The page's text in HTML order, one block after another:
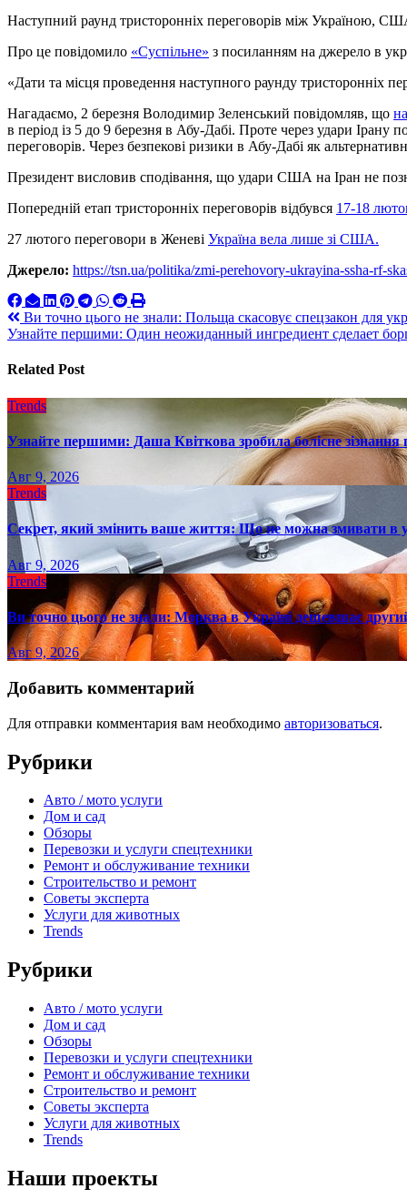
Наступний раунд тристоронніх переговорів між Україною,
Про це повідомило «Суспільне» з посиланням на джерело в
«Дати та місця проведення наступного раунду тристоронніх
Нагадаємо, 2 березня Володимир Зеленський повідомляв, що
в період із 5 до 9 березня в Абу-Дабі. Проте через удари
переговорів. Через безпекові ризики в Абу-Дабі як
Президент висловив сподівання, що удари США на Іран не
Попередній етап тристоронніх переговорів відбувся 17-18
27 лютого переговори в Женеві Україна вела лише зі США.
Джерело: https://tsn.ua/politika/zmi-perehovory-ukrayina-ssha-rf-
Навигация
по
записям
Ви точно цього не знали: Польща скасовує спецзакон для
Узнайте першими: Один неожиданный ингредиент сделает
Related Post
Trends
Узнайте першими: Даша Квіткова зробила болісне
Авг 9, 2026
Trends
Секрет, який змінить ваше життя: Що не можна змивати в
Авг 9, 2026
Trends
Ви точно цього не знали: Морква в Україні дешевшає
Авг 9, 2026
Добавить комментарий
Для отправки комментария вам необходимо авторизоваться.
Рубрики
Авто / мото услуги
Дом и сад
Обзоры
Перевозки и услуги спецтехники
Ремонт и обслуживание техники
Строительство и ремонт
Советы эксперта
Услуги для животных
Trends
Рубрики
Авто / мото услуги
Дом и сад
Обзоры
Перевозки и услуги спецтехники
Ремонт и обслуживание техники
Строительство и ремонт
Советы эксперта
Услуги для животных
Trends
Наши проекты